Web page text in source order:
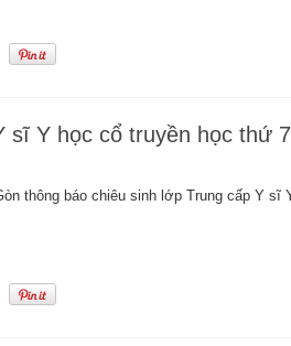
sĩ Y học cổ truyền học thứ
thông báo chiêu sinh lớp Trung cấp Y sĩ